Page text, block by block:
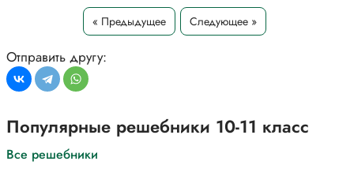
« Предыдущее Следующее »
Отправить другу:
Популярные решебники 10-11 класс
Все решебники